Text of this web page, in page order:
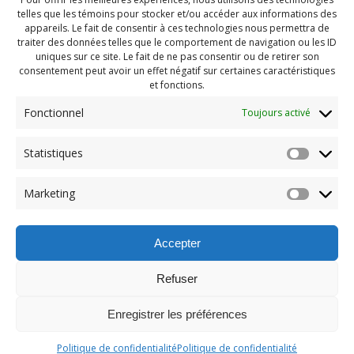
telles que les témoins pour stocker et/ou accéder aux informations des
appareils. Le fait de consentir à ces technologies nous permettra de
traiter des données telles que le comportement de navigation ou les ID
uniques sur ce site. Le fait de ne pas consentir ou de retirer son
consentement peut avoir un effet négatif sur certaines caractéristiques
et fonctions.
Fonctionnel Toujours activé
Statistiques
Marketing
Accepter
Refuser
Enregistrer les préférences
Politique de confidentialitéPolitique de confidentialité
Navigation
de
l'article
Previous
Pendragon Mai 2023 (86)
© 2026 Maison des Jeunes de Boucherville.